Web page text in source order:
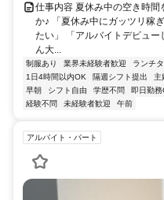
仕事内容 夏休み中の空き時
か♪ 「夏休み中にガッツリ稼
たい」 「アルバイトデビュー
ん大...
制服あり 業界未経験者歓迎 ランチ
1日4時間以内OK
隔週シフト提出 主
早朝
シフト自由 学歴不問 即日勤務
経験不問
未経験者歓迎 午前
アルバイト・パート